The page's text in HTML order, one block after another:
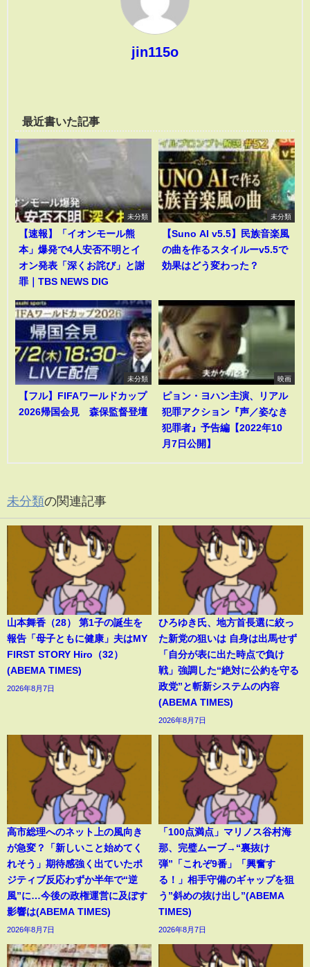
jin115o
最近書いた記事
未分類
【速報】「イオンモール熊
本」爆発で4人安否不明とイ
オン発表「深くお詫び」と謝
罪｜TBS NEWS DIG
未分類
【Suno AI v5.5】民族音楽風
の曲を作るスタイルーv5.5で
効果はどう変わった？
未分類
【フル】FIFAワールドカップ
2026帰国会見 森保監督登壇
映画
ピョン・ヨハン主演、リアル
犯罪アクション『声／姿なき
犯罪者』予告編【2022年10
月7日公開】
未分類の関連記事
山本舞香（28） 第1子の誕生を
報告「母子ともに健康」夫はMY
FIRST STORY Hiro（32）
(ABEMA TIMES)
2026年8月7日
ひろゆき氏、地方首長選に絞っ
た新党の狙いは 自身は出馬せず
「自分が表に出た時点で負け
戦」強調した“絶対に公約を守る
政党”と斬新システムの内容
(ABEMA TIMES)
2026年8月7日
高市総理へのネット上の風向き
が急変？「新しいこと始めてく
れそう」期待感強く出ていたポ
ジティブ反応わずか半年で“逆
風”に…今後の政権運営に及ぼす
影響は(ABEMA TIMES)
2026年8月7日
「100点満点」マリノス谷村海
那、完璧ムーブ→“裏抜け
弾”「これぞ9番」「興奮す
る！」相手守備のギャップを狙
う”斜めの抜け出し”(ABEMA
TIMES)
2026年8月7日